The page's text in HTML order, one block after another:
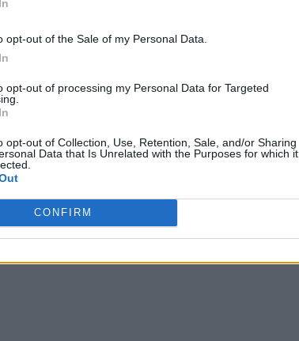
opt-out of the Sale of my Personal Data.
opt-out of processing my Personal Data for Targeted
opt-out of Collection, Use, Retention, Sale, and/or Sharing
Data that Is Unrelated with the Purposes for which it
CONFIRM